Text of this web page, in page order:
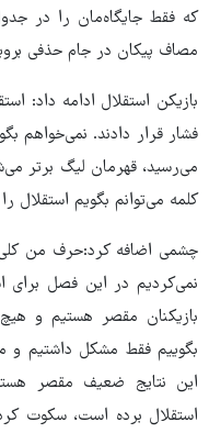
که فقط جایگاه‌مان را در
مصاف پیکان در جام حذفی
بازیکن استقلال ادامه داد:
فشار قرار دادند. نمی‌خواهم
می‌رسید، قهرمان لیگ برتر
کلمه می‌توانم بگویم استقلال
چشمی اضافه کرد:حرف من
نمی‌کردیم در این فصل برای
بازیکنان مقصر هستیم و
بگوییم فقط مشکل داشتیم و
این نتایج ضعیف مقصر
استقلال برده است، سکوت